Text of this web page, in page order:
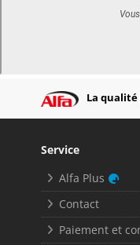
La qualité
Service
Alfa Plus
Contact
Paiement et